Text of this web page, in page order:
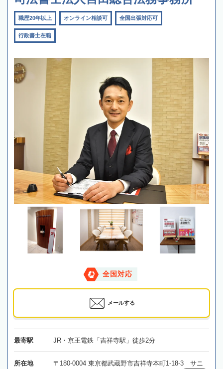
職歴20年以上 オンライン相談可 全国出張対応可
行政書士在籍
全国対応
メールする
最寄駅 JR・京王電鉄「吉祥寺駅」徒歩2分
所在地
〒180-0004 東京都武蔵野市吉祥寺本町1-18-3 サニ